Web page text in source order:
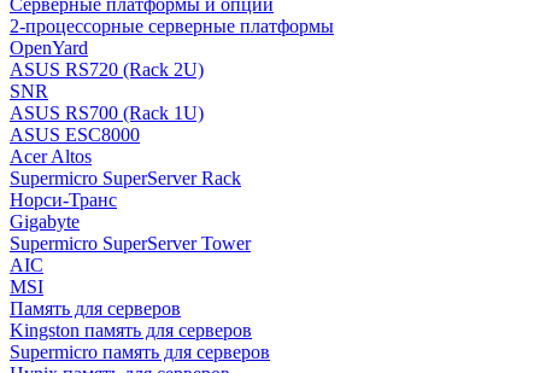
Серверные платформы и опции
2-процессорные серверные платформы
OpenYard
ASUS RS720 (Rack 2U)
SNR
ASUS RS700 (Rack 1U)
ASUS ESC8000
Acer Altos
Supermicro SuperServer Rack
Норси-Транс
Gigabyte
Supermicro SuperServer Tower
AIC
MSI
Память для серверов
Kingston память для серверов
Supermicro память для серверов